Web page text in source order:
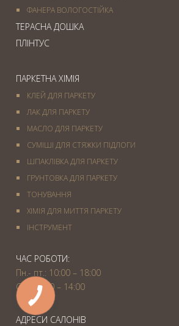
ФАНЕРА ВОЛОГОСТІЙКА
ТЕРАСНА ДОШКА
ПЛІНТУС
ПАРКЕТНА ХІМІЯ
КЛЕЙ ДЛЯ ПАРКЕТУ
ЛАК ДЛЯ ПАРКЕТУ
МАСЛО ДЛЯ ПАРКЕТУ
СУМІШІ ДЛЯ СТЯЖКИ ПІДЛОГИ
ШПАКЛІВКА ДЛЯ ПАРКЕТУ
ГРУНТОВКА ДЛЯ ПАРКЕТУ
ТОНУВАННЯ
ХІМІЯ ДЛЯ МИТТЯ ПАРКЕТУ
IНСТРУМЕНТ
ЧАС РОБОТИ:
Пн.- пт.: 10:00 – 18:00
Сб.: 10:00 – 14:00
АДРЕСИ САЛОНІВ